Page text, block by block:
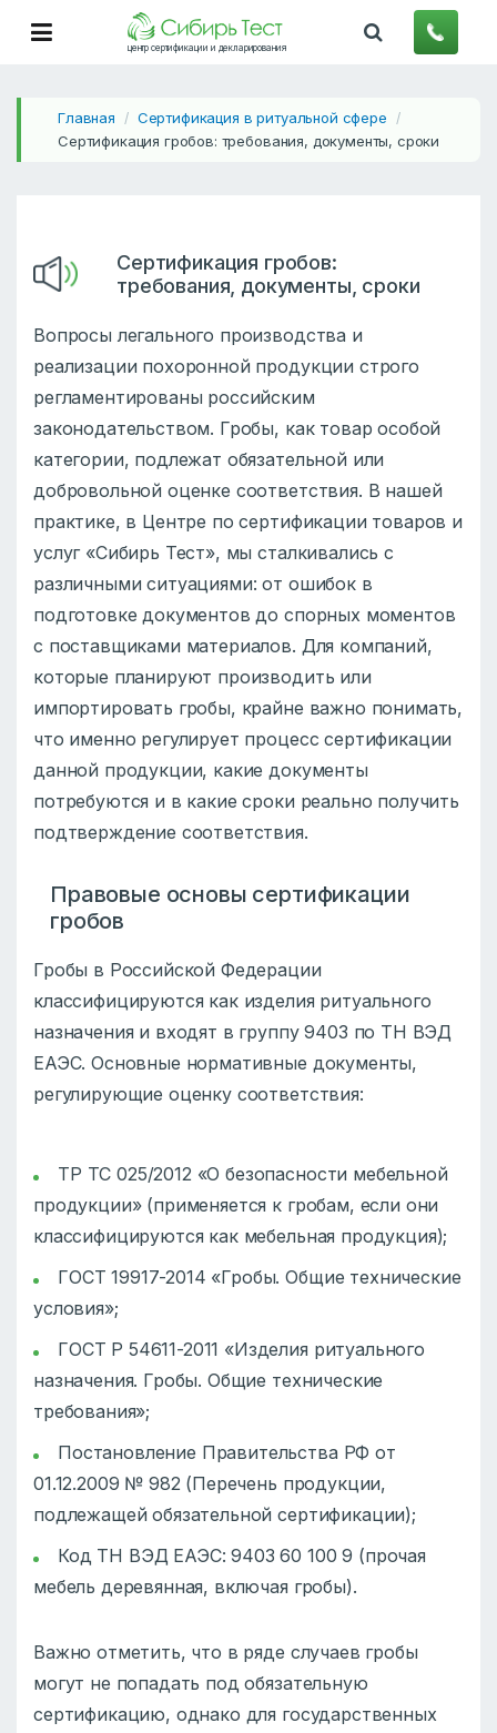
центр сертификации и декларирования
Главная / Сертификация в ритуальной сфере /
Сертификация гробов: требования, документы, сроки
Сертификация гробов:
требования, документы, сроки
Вопросы легального производства и
реализации похоронной продукции строго
регламентированы российским
законодательством. Гробы, как товар особой
категории, подлежат обязательной или
добровольной оценке соответствия. В нашей
практике, в Центре по сертификации товаров и
услуг «Сибирь Тест», мы сталкивались с
различными ситуациями: от ошибок в
подготовке документов до спорных моментов
с поставщиками материалов. Для компаний,
которые планируют производить или
импортировать гробы, крайне важно понимать,
что именно регулирует процесс сертификации
данной продукции, какие документы
потребуются и в какие сроки реально получить
подтверждение соответствия.
Правовые основы сертификации
гробов
Гробы в Российской Федерации
классифицируются как изделия ритуального
назначения и входят в группу 9403 по ТН ВЭД
ЕАЭС. Основные нормативные документы,
регулирующие оценку соответствия:
ТР ТС 025/2012 «О безопасности мебельной
продукции» (применяется к гробам, если они
классифицируются как мебельная продукция);
ГОСТ 19917-2014 «Гробы. Общие технические
условия»;
ГОСТ Р 54611-2011 «Изделия ритуального
назначения. Гробы. Общие технические
требования»;
Постановление Правительства РФ от
01.12.2009 № 982 (Перечень продукции,
подлежащей обязательной сертификации);
Код ТН ВЭД ЕАЭС: 9403 60 100 9 (прочая
мебель деревянная, включая гробы).
Важно отметить, что в ряде случаев гробы
могут не попадать под обязательную
сертификацию, однако для государственных